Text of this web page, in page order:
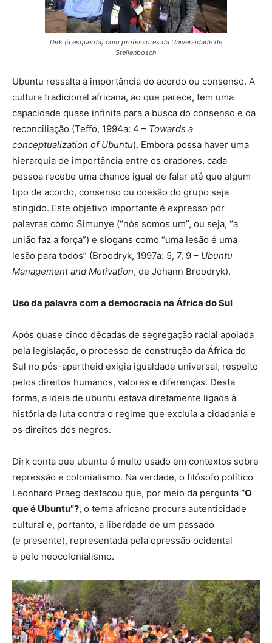
Dirk (à esquerda) com professores da Universidade de
Stellenbosch
Ubuntu ressalta a importância do acordo ou consenso. A
cultura tradicional africana, ao que parece, tem uma
capacidade quase infinita para a busca do consenso e da
reconciliação (Teffo, 1994a: 4 – Towards a
conceptualization of Ubuntu). Embora possa haver uma
hierarquia de importância entre os oradores, cada
pessoa recebe uma chance igual de falar até que algum
tipo de acordo, consenso ou coesão do grupo seja
atingido. Este objetivo importante é expresso por
palavras como Simunye (“nós somos um”, ou seja, “a
união faz a força”) e slogans como “uma lesão é uma
lesão para todos” (Broodryk, 1997a: 5, 7, 9 – Ubuntu
Management and Motivation, de Johann Broodryk).
Uso da palavra com a democracia na África do Sul
Após quase cinco décadas de segregação racial apoiada
pela legislação, o processo de construção da África do
Sul no pós-apartheid exigia igualdade universal, respeito
pelos direitos humanos, valores e diferenças. Desta
forma, a ideia de ubuntu estava diretamente ligada à
história da luta contra o regime que excluía a cidadania e
os direitos dos negros.
Dirk conta que ubuntu é muito usado em contextos sobre
repressão e colonialismo. Na verdade, o filósofo político
Leonhard Praeg destacou que, por meio da pergunta “O
que é Ubuntu”?, o tema africano procura autenticidade
cultural e, portanto, a liberdade de um passado
(e presente), representada pela opressão ocidental
e pelo neocolonialismo.